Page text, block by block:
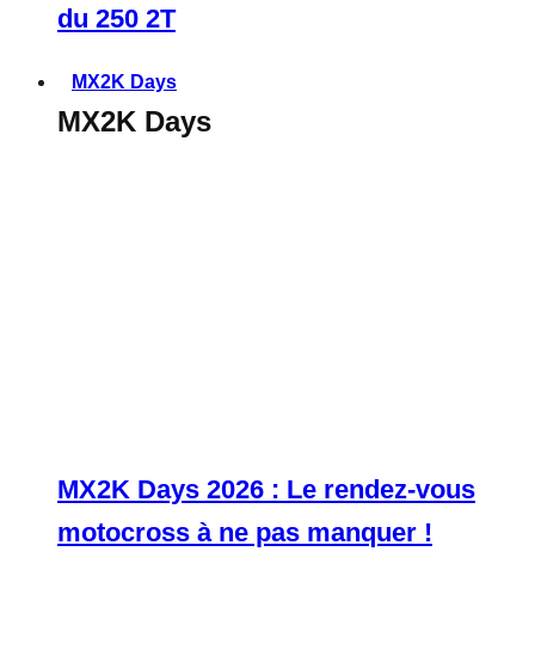
du 250 2T
MX2K Days
MX2K Days
MX2K Days 2026 : Le rendez-vous
motocross à ne pas manquer !